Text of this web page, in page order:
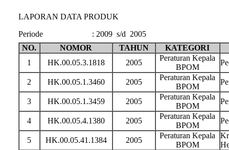
LAPORAN DATA PRODUK
Periode
: 2009 s/d 2005
NO.
NOMOR TAHUN
KATEGORI
1
HK.00.05.3.1818 2005
Peraturan Kepala
BPOM
2 HK.00.05.1.3460 2005
Peraturan Kepala
BPOM
3 HK.00.05.1.3459 2005
Peraturan Kepala
BPOM
4 HK.00.05.4.1380 2005
Peraturan Kepala
BPOM
5 HK.00.05.41.1384 2005
Peraturan Kepala
BPOM